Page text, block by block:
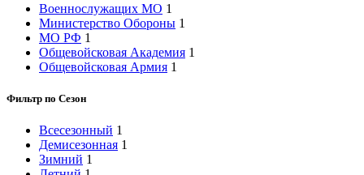
Военнослужащих МО 1
Министерство Обороны 1
МО РФ 1
Общевойсковая Академия 1
Общевойсковая Армия 1
Фильтр по Сезон
Всесезонный 1
Демисезонная 1
Зимний 1